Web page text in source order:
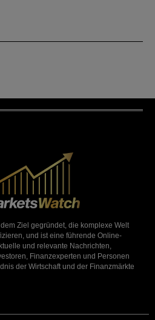
Ziel gegründet, die komplexe Welt
und ist eine führende Online-
und relevante Nachrichten,
Finanzexperten und Personen
der Wirtschaft und der Finanzmärkte